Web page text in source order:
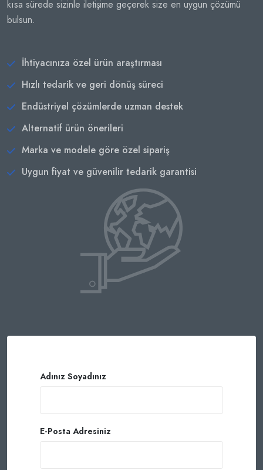
kısa sürede sizinle iletişime geçerek size en uygun çözümü
bulsun.
İhtiyacınıza özel ürün araştırması
Hızlı tedarik ve geri dönüş süreci
Endüstriyel çözümlerde uzman destek
Alternatif ürün önerileri
Marka ve modele göre özel sipariş
Uygun fiyat ve güvenilir tedarik garantisi
Adınız Soyadınız
E-Posta Adresiniz